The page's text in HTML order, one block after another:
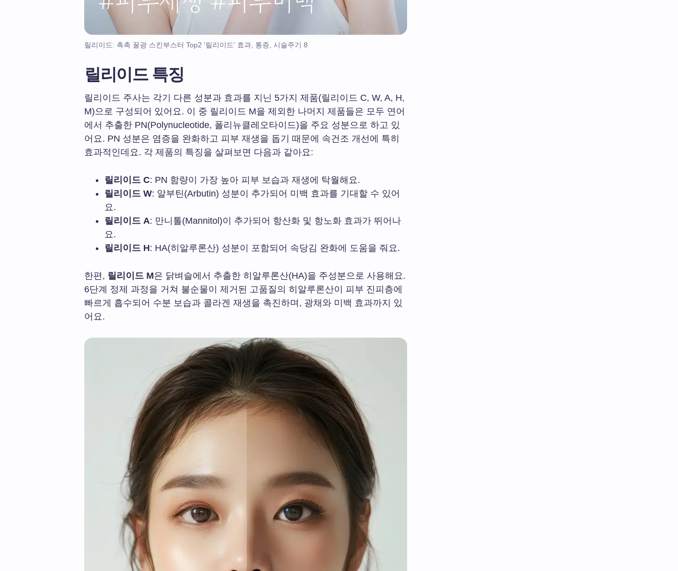
릴리이드: 촉촉 꿀광 스킨부스터 Top2 '릴리이드' 효과, 통증, 시술주기 8
릴리이드 특징
릴리이드 주사는 각기 다른 성분과 효과를 지닌 5가지 제품(릴리이드 C, W, A, H,
M)으로 구성되어 있어요. 이 중 릴리이드 M을 제외한 나머지 제품들은 모두 연어
에서 추출한 PN(Polynucleotide, 폴리뉴클레오타이드)을 주요 성분으로 하고 있
어요. PN 성분은 염증을 완화하고 피부 재생을 돕기 때문에 속건조 개선에 특히
효과적인데요. 각 제품의 특징을 살펴보면 다음과 같아요:
릴리이드 C: PN 함량이 가장 높아 피부 보습과 재생에 탁월해요.
릴리이드 W: 알부틴(Arbutin) 성분이 추가되어 미백 효과를 기대할 수 있어
요.
릴리이드 A: 만니톨(Mannitol)이 추가되어 항산화 및 항노화 효과가 뛰어나
요.
릴리이드 H: HA(히알루론산) 성분이 포함되어 속당김 완화에 도움을 줘요.
한편, 릴리이드 M은 닭벼슬에서 추출한 히알루론산(HA)을 주성분으로 사용해요.
6단계 정제 과정을 거쳐 불순물이 제거된 고품질의 히알루론산이 피부 진피층에
빠르게 흡수되어 수분 보습과 콜라겐 재생을 촉진하며, 광채와 미백 효과까지 있
어요.